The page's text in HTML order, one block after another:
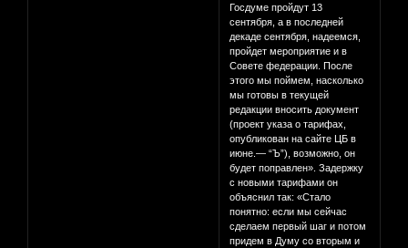
Госдуме пройдут 13
сентября, а в последней
декаде сентября, надеемся,
пройдет мероприятие и в
Совете федерации. После
этого мы поймем, насколько
мы готовы в текущей
редакции вносить документ
(проект указа о тарифах,
опубликован на сайте ЦБ в
июне.— “Ъ”), возможно, он
будет поправлен». Задержку
с новыми тарифами он
объяснил так: «Стало
понятно: если мы сейчас
сделаем первый шаг и потом
придем в Думу со вторым и